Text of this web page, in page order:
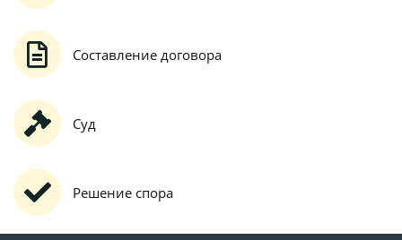
Составление договора
Суд
Решение спора